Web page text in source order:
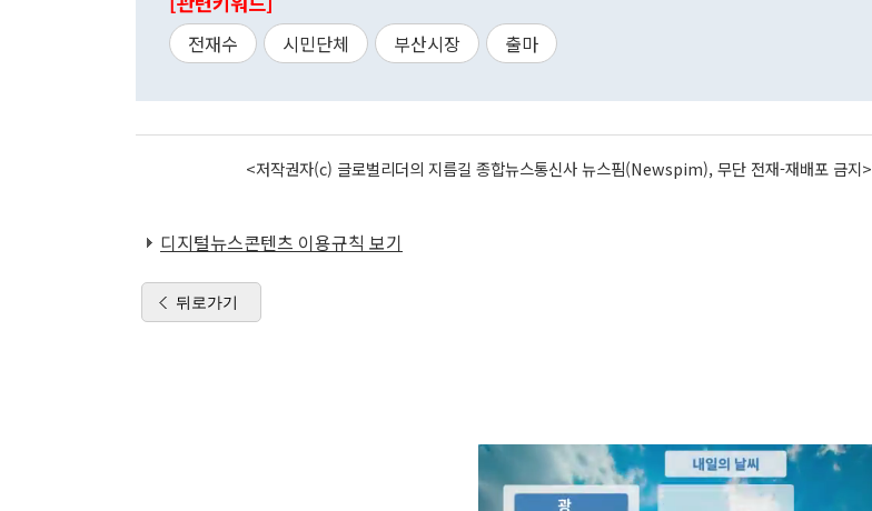
전재수 시민단체 부산시장 출마
<저작권자(c) 글로벌리더의 지름길 종합뉴스통신사 뉴스핌(Newspim), 무단 전재-재배포 금지>
디지털뉴스콘텐츠 이용규칙 보기
뒤로가기